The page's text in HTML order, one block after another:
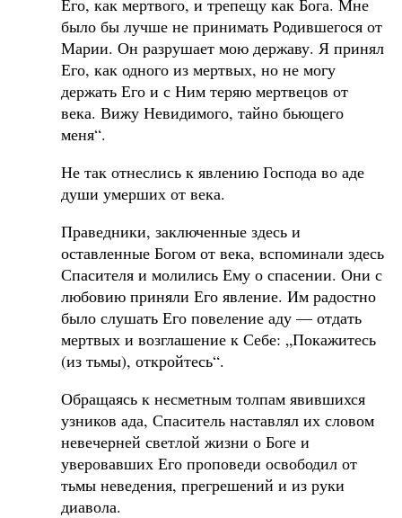
было бы лучше не принимать Родившегося от
Марии. Он разрушает мою державу. Я принял
Его, как одного из мертвых, но не могу
держать Его и с Ним теряю мертвецов от
века. Вижу Невидимого, тайно бьющего
меня“.
Не так отнеслись к явлению Господа во аде
души умерших от века.
Праведники, заключенные здесь и
оставленные Богом от века, вспоминали здесь
Спасителя и молились Ему о спасении. Они с
любовию приняли Его явление. Им радостно
было слушать Его повеление аду — отдать
мертвых и возглашение к Себе: „Покажитесь
(из тьмы), откройтесь“.
Обращаясь к несметным толпам явившихся
узников ада, Спаситель наставлял их словом
невечерней светлой жизни о Боге и
уверовавших Его проповеди освободил от
тьмы неведения, прегрешений и из руки
диавола.